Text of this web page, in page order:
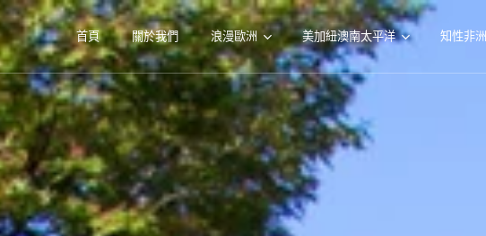
首頁 關於我們 浪漫歐洲 美加紐澳南太平洋 知性非洲